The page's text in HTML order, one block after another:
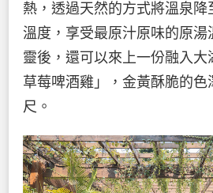
熱，透過天然的方式將溫泉降
溫度，享受最原汁原味的原湯
靈後，還可以來上一份融入大
草莓啤酒雞」，金黃酥脆的色
尺。